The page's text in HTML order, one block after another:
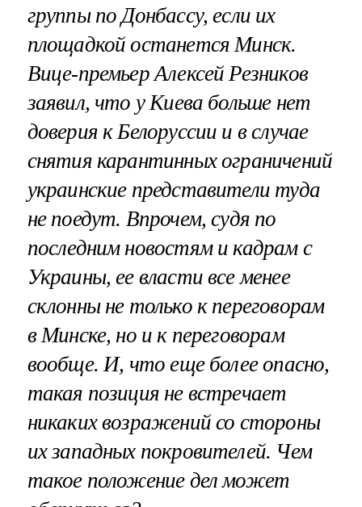
группы по Донбассу, если их
площадкой останется Минск.
Вице-премьер Алексей Резников
заявил, что у Киева больше нет
доверия к Белоруссии и в случае
снятия карантинных ограничений
украинские представители туда
не поедут. Впрочем, судя по
последним новостям и кадрам с
Украины, ее власти все менее
склонны не только к переговорам
в Минске, но и к переговорам
вообще. И, что еще более опасно,
такая позиция не встречает
никаких возражений со стороны
их западных покровителей. Чем
такое положение дел может